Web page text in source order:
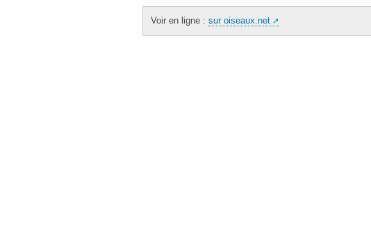
Voir en ligne : sur oiseaux.net